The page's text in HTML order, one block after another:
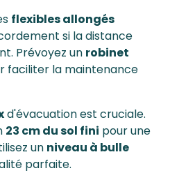
flexibles allongés
si la distance
Prévoyez un robinet
faciliter la maintenance
d'évacuation est cruciale.
23 cm du sol fini pour une
un niveau à bulle
parfaite.